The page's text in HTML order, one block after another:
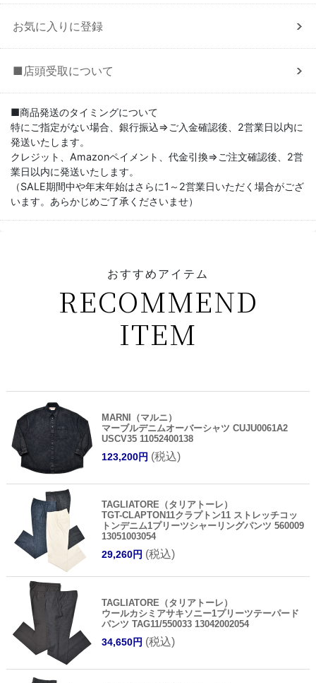
お気に入りに登録
■店頭受取について
■商品発送のタイミングについて
特にご指定がない場合、銀行振込⇒ご入金確認後、2営業日以内に
発送いたします。
クレジット、Amazonペイメント、代金引換⇒ご注文確認後、2営
業日以内に発送いたします。
（SALE期間中や年末年始はさらに1～2営業日いただく場合がござ
います。あらかじめご了承くださいませ）
おすすめアイテム
RECOMMEND
ITEM
MARNI（マルニ）
マーブルデニムオーバーシャツ CUJU0061A2
USCV35 11052400138
123,200円 (税込)
TAGLIATORE（タリアトーレ）
TGT-CLAPTON11クラプトン11 ストレッチコッ
トンデニム1プリーツシャーリングパンツ 560009
13051003054
29,260円 (税込)
TAGLIATORE（タリアトーレ）
ウールカシミアサキソニー1プリーツテーパード
パンツ TAG11/550033 13042002054
34,650円 (税込)